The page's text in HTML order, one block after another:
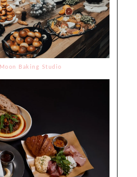
Moon Baking Studio